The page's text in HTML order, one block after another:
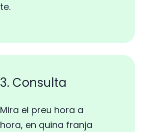
te.
3. Consulta
Mira el preu hora a
hora, en quina franja